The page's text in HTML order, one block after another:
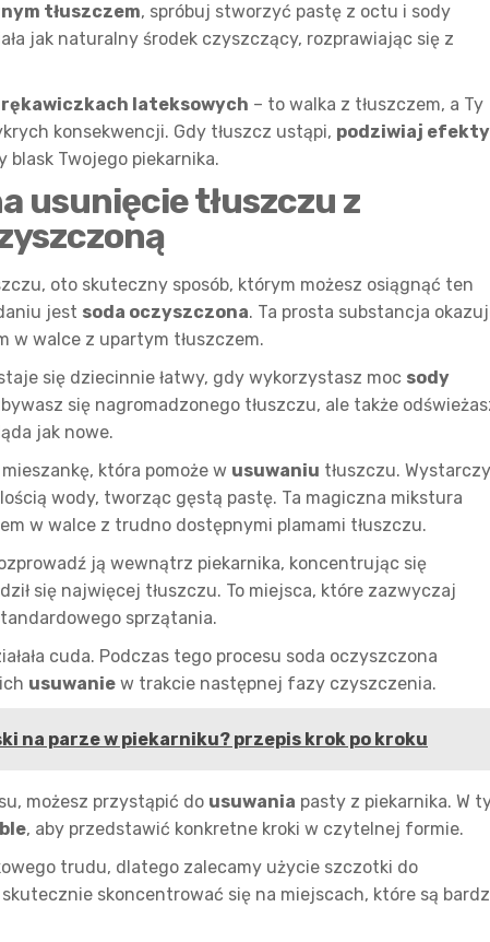
tłuszczem, spróbuj stworzyć pastę z octu i sody
jak naturalny środek czyszczący, rozprawiając się z
rękawiczkach lateksowych – to walka z tłuszczem, a Ty
konsekwencji. Gdy tłuszcz ustąpi, podziwiaj efekty
blask Twojego piekarnika.
usunięcie tłuszczu z
oto skuteczny sposób, którym możesz osiągnąć ten
jest soda oczyszczona. Ta prosta substancja
w walce z upartym tłuszczem.
się dziecinnie łatwy, gdy wykorzystasz moc sody
się nagromadzonego tłuszczu, ale także
jak nowe.
która pomoże w usuwaniu tłuszczu. Wystarczy
wody, tworząc gęstą pastę. Ta magiczna mikstura
w walce z trudno dostępnymi plamami tłuszczu.
ją wewnątrz piekarnika, koncentrując się
się najwięcej tłuszczu. To miejsca, które zazwyczaj
sprzątania.
cuda. Podczas tego procesu soda oczyszczona
usuwanie w trakcie następnej fazy czyszczenia.
na parze w piekarniku? przepis krok po kroku
możesz przystąpić do usuwania pasty z piekarnika. W
, aby przedstawić konkretne kroki w czytelnej formie.
trudu, dlatego zalecamy użycie szczotki do
skoncentrować się na miejscach, które są